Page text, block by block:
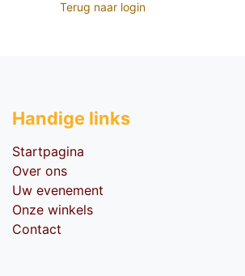
Terug naar login
Handige li​nks
Startpagina
Over ons
Uw evenement
Onze winkels
Contact